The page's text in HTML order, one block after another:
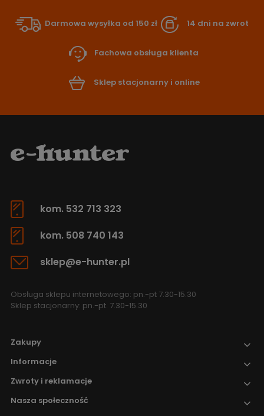
Darmowa wysyłka od 150 zł 14 dni na zwrot
Fachowa obsługa klienta
Sklep stacjonarny i online
kom. 532 713 323
kom. 508 740 143
sklep@e-hunter.pl
Obsługa sklepu internetowego: pn.-pt 7.30-15.30
Sklep stacjonarny: pn.-pt. 7.30-15.30
Zakupy
Informacje
Zwroty i reklamacje
Nasza społeczność